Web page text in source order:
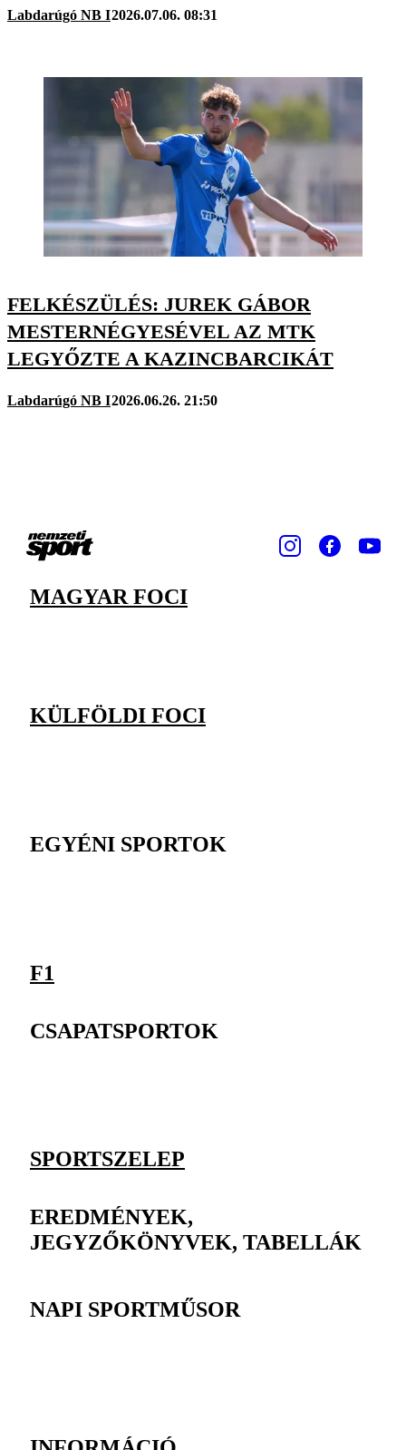
Labdarúgó NB I2026.07.06. 08:31
FELKÉSZÜLÉS: JUREK GÁBOR
MESTERNÉGYESÉVEL AZ MTK
LEGYŐZTE A KAZINCBARCIKÁT
Labdarúgó NB I2026.06.26. 21:50
MAGYAR FOCI
KÜLFÖLDI FOCI
EGYÉNI SPORTOK
F1
CSAPATSPORTOK
SPORTSZELEP
EREDMÉNYEK,
JEGYZŐKÖNYVEK, TABELLÁK
NAPI SPORTMŰSOR